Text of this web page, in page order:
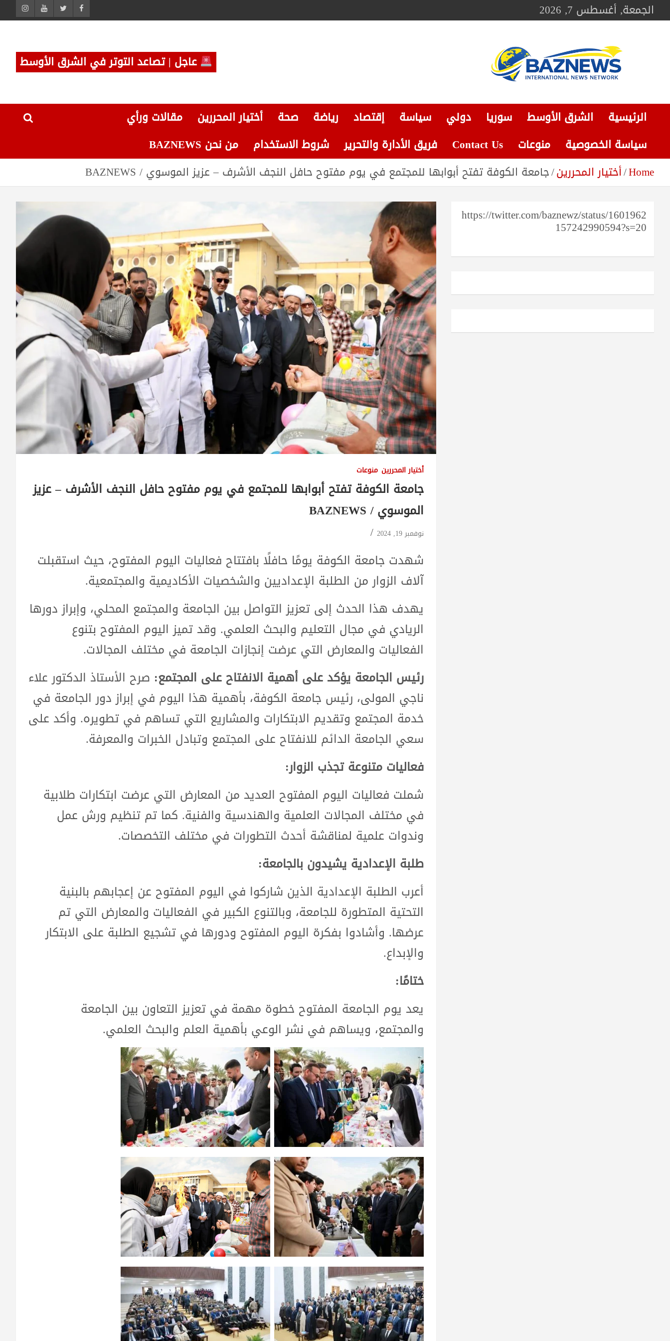
Skip
to الجمعة, أغسطس 7, 2026
شبكة باز الإخبارية
عاجل | تصاعد التوتر في الشرق الأوسط
الرئيسية الشرق الأوسط سوريا دولي سياسة إقتصاد رياضة صحة أختيار المحررين
مقالات ورأي
سياسة الخصوصية
منوعات Contact Us فريق الأدارة والتحرير شروط الاستخدام
من نحن BAZNEWS
Home أختيار المحررين جامعة الكوفة تفتح أبوابها للمجتمع في يوم مفتوح حافل النجف الأشرف – عزيز الموسوي / BAZNEWS
أختيار المحررين منوعات
جامعة الكوفة تفتح أبوابها للمجتمع في يوم مفتوح حافل النجف الأشرف – عزيز
الموسوي / BAZNEWS
نوفمبر 19, 2024
شهدت جامعة الكوفة يومًا حافلًا بافتتاح فعاليات اليوم المفتوح، حيث استقبلت
آلاف الزوار من الطلبة الإعداديين والشخصيات الأكاديمية والمجتمعية.
يهدف هذا الحدث إلى تعزيز التواصل بين الجامعة والمجتمع المحلي، وإبراز دورها
الريادي في مجال التعليم والبحث العلمي. وقد تميز اليوم المفتوح بتنوع
الفعاليات والمعارض التي عرضت إنجازات الجامعة في مختلف المجالات.
رئيس الجامعة يؤكد على أهمية الانفتاح على المجتمع: صرح الأستاذ الدكتور علاء
ناجي المولى، رئيس جامعة الكوفة، بأهمية هذا اليوم في إبراز دور الجامعة في
خدمة المجتمع وتقديم الابتكارات والمشاريع التي تساهم في تطويره. وأكد على
سعي الجامعة الدائم للانفتاح على المجتمع وتبادل الخبرات والمعرفة.
فعاليات متنوعة تجذب الزوار:
شملت فعاليات اليوم المفتوح العديد من المعارض التي عرضت ابتكارات طلابية
في مختلف المجالات العلمية والهندسية والفنية. كما تم تنظيم ورش عمل
وندوات علمية لمناقشة أحدث التطورات في مختلف التخصصات.
طلبة الإعدادية يشيدون بالجامعة:
أعرب الطلبة الإعدادية الذين شاركوا في اليوم المفتوح عن إعجابهم بالبنية
التحتية المتطورة للجامعة، وبالتنوع الكبير في الفعاليات والمعارض التي تم
عرضها. وأشادوا بفكرة اليوم المفتوح ودورها في تشجيع الطلبة على الابتكار
والإبداع.
ختامًا:
يعد يوم الجامعة المفتوح خطوة مهمة في تعزيز التعاون بين الجامعة
والمجتمع، ويساهم في نشر الوعي بأهمية العلم والبحث العلمي.
https://twitter.com/baznewz/status/1601962
157242990594?s=20